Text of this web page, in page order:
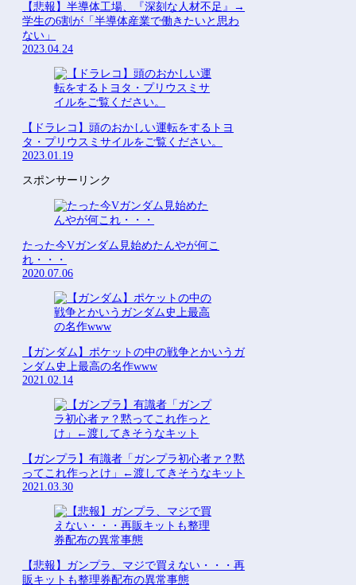
【悲報】半導体工場、『深刻な人材不足』→
学生の6割が「半導体産業で働きたいと思わ
ない」
2023.04.24
【ドラレコ】頭のおかしい運転をするトヨ
タ・プリウスミサイルをご覧ください。
2023.01.19
スポンサーリンク
たった今Vガンダム見始めたんやが何こ
れ・・・
2020.07.06
【ガンダム】ポケットの中の戦争とかいうガ
ンダム史上最高の名作www
2021.02.14
【ガンプラ】有識者「ガンプラ初心者ァ？黙
ってこれ作っとけ」←渡してきそうなキット
2021.03.30
【悲報】ガンプラ、マジで買えない・・・再
販キットも整理券配布の異常事態